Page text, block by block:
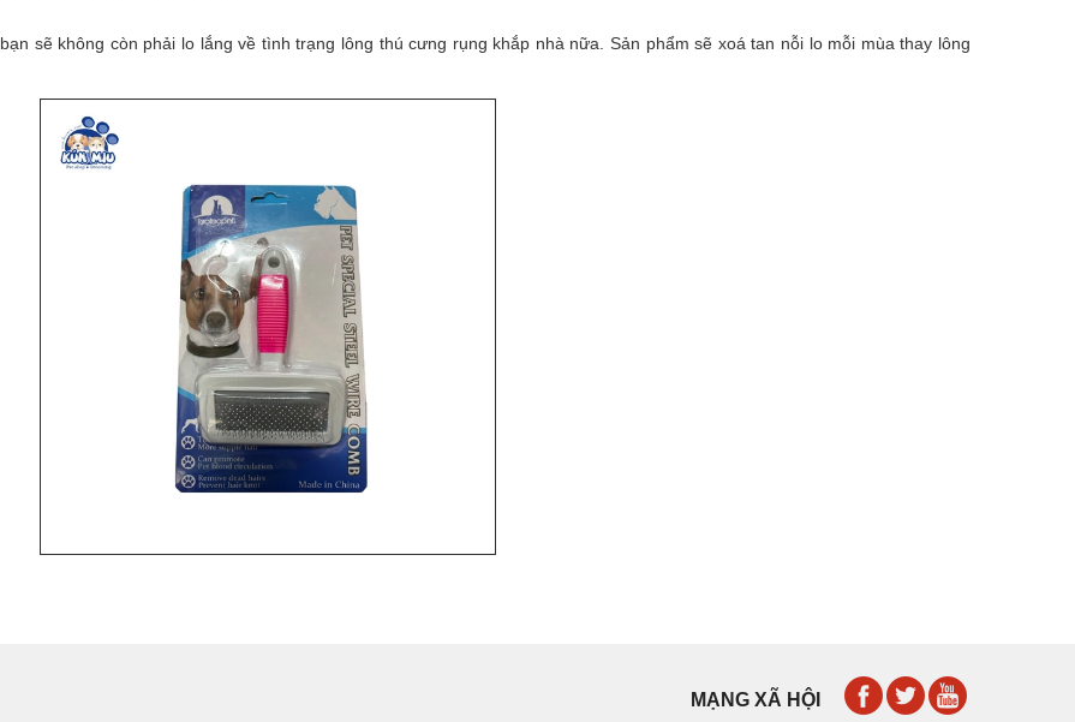
bạn sẽ không còn phải lo lắng về tình trạng lông thú cưng rụng khắp nhà nữa. Sản phẩm sẽ xoá tan nỗi lo mỗi mùa thay lông
MẠNG XÃ HỘI